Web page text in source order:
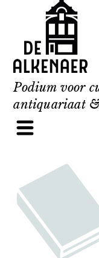
content
Podium voor
antiquariaat &